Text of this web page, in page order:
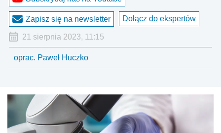
Zapisz się na newsletter Dołącz do ekspertów
21 sierpnia 2023, 11:15
oprac. Paweł Huczko